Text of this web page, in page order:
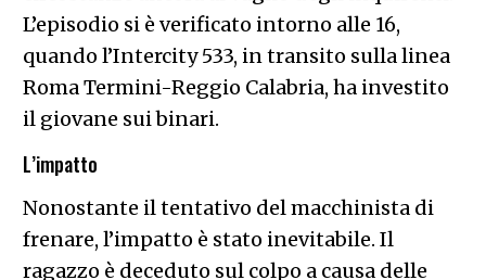
L’episodio si è verificato intorno alle 16,
quando l’Intercity 533, in transito sulla linea
Roma Termini-Reggio Calabria, ha investito
il giovane sui binari.
L’impatto
Nonostante il tentativo del macchinista di
frenare, l’impatto è stato inevitabile. Il
ragazzo è deceduto sul colpo a causa delle